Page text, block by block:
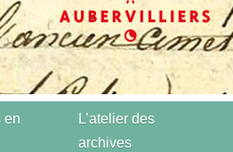
en
L’atelier des
archives